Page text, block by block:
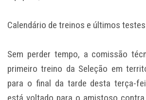
Calendário de treinos e últimos
Sem perder tempo, a comissão
primeiro treino da Seleção em
para o final da tarde desta terça-